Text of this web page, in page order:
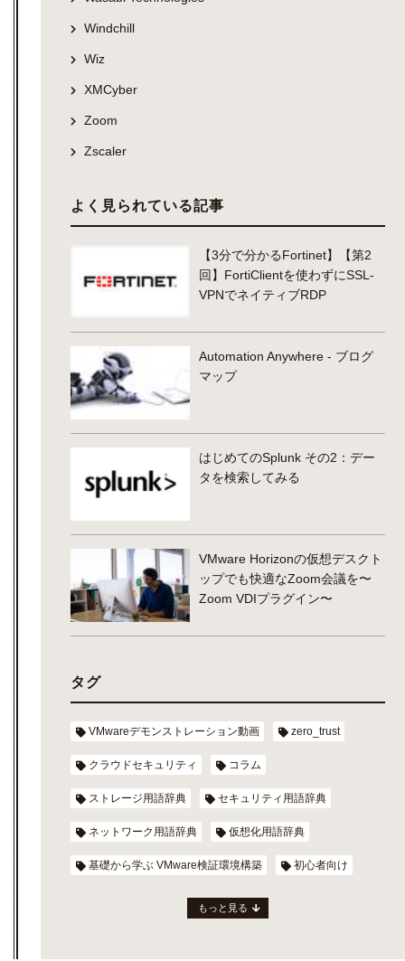
Windchill
Wiz
XMCyber
Zoom
Zscaler
よく見られている記事
【3分で分かるFortinet】【第2
回】FortiClientを使わずにSSL-
VPNでネイティブRDP
Automation Anywhere - ブログ
マップ
はじめてのSplunk その2：デー
タを検索してみる
VMware Horizonの仮想デスクト
ップでも快適なZoom会議を〜
Zoom VDIプラグイン〜
タグ
VMwareデモンストレーション動画 zero_trust
クラウドセキュリティ コラム
ストレージ用語辞典 セキュリティ用語辞典
ネットワーク用語辞典 仮想化用語辞典
基礎から学ぶ VMware検証環境構築 初心者向け
もっと見る